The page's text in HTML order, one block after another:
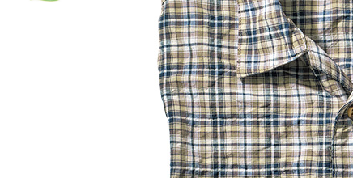
ハンドバッグ
ショルダーバッグ
ブリーフケース
クラッチバッグ
ボディバッグ
リュック･バックパック
ボストンバッグ
スーツケース／キャリ
その他
タンクトップ／キャミソール
ルーム･アンダー
ルームウェア／パジャ
アンダーウェア
その他
バッグ
トートバッグ
ブランケット／ソファカバー
インテリアアート･ルームアクセ
生活家電
キッチン家電
AV機器
その他
ホビー･キッズ
ホビー／玩具
人形／ぬいぐるみ